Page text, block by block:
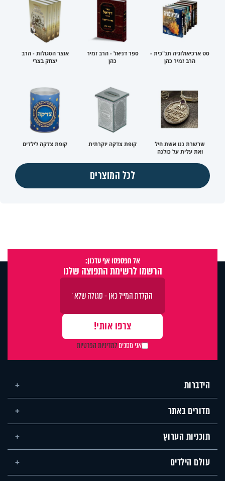
סט ארכיאולוגיה תנ"כית -
הרב זמיר כהן
ספר דניאל - הרב זמיר
כהן
אוצר הסגולות - הרב
יצחק בצרי
שרשרת ננו אשת חיל
ואת עלית על כולנה
קופת צדקה יוקרתית קופת צדקה לילדים
לכל המוצרים
אל תפספסו אף עדכון:
הרשמו לרשימת התפוצה שלנו
אני מסכיםלמדיניות הפרטיות
הידברות
מדורים באתר
תוכניות הערוץ
עולם הילדים